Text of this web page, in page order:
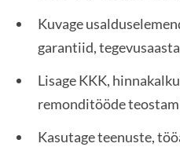
Kuvage
garantiid,
Lisage KKK,
remonditööde
Kasutage teenuste,